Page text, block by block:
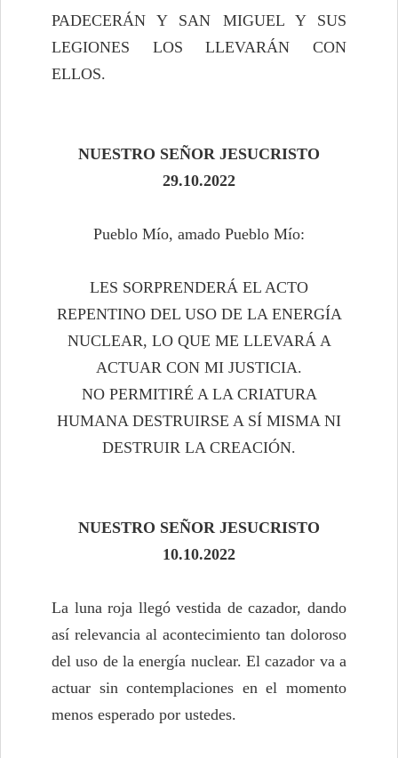
PADECERÁN Y SAN MIGUEL Y SUS
LEGIONES LOS LLEVARÁN CON
ELLOS.
NUESTRO SEÑOR JESUCRISTO
29.10.2022
Pueblo Mío, amado Pueblo Mío:
LES SORPRENDERÁ EL ACTO
REPENTINO DEL USO DE LA ENERGÍA
NUCLEAR, LO QUE ME LLEVARÁ A
ACTUAR CON MI JUSTICIA.
NO PERMITIRÉ A LA CRIATURA
HUMANA DESTRUIRSE A SÍ MISMA NI
DESTRUIR LA CREACIÓN.
NUESTRO SEÑOR JESUCRISTO
10.10.2022
La luna roja llegó vestida de cazador, dando
así relevancia al acontecimiento tan doloroso
del uso de la energía nuclear. El cazador va a
actuar sin contemplaciones en el momento
menos esperado por ustedes.